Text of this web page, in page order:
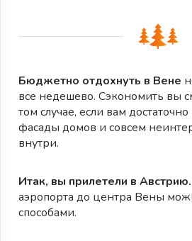
Бюджетно отдохнуть в Вене
все недешево. Сэкономить вы
том случае, если вам
фасады домов и совсем
внутри.
Итак, вы прилетели в Австрию.
аэропорта до центра Вены
способами.